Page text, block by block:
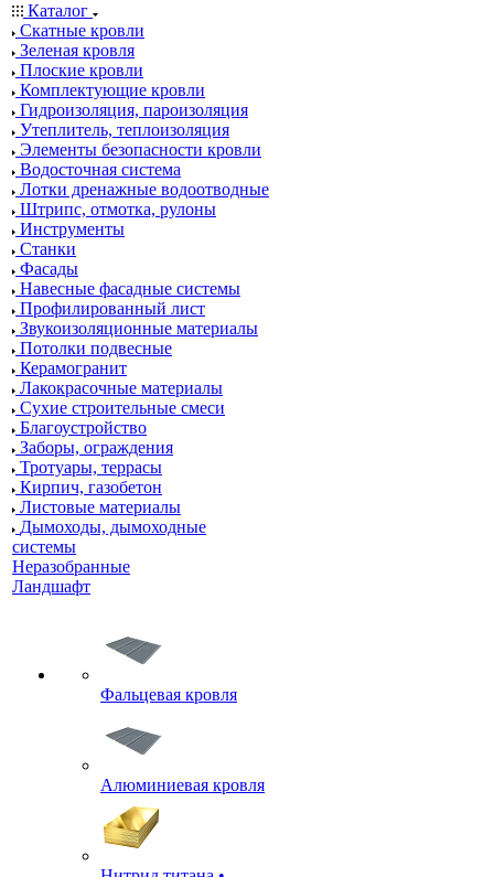
Каталог
Скатные кровли
Зеленая кровля
Плоские кровли
Комплектующие кровли
Гидроизоляция, пароизоляция
Утеплитель, теплоизоляция
Элементы безопасности кровли
Водосточная система
Лотки дренажные водоотводные
Штрипс, отмотка, рулоны
Инструменты
Станки
Фасады
Навесные фасадные системы
Профилированный лист
Звукоизоляционные материалы
Потолки подвесные
Керамогранит
Лакокрасочные материалы
Сухие строительные смеси
Благоустройство
Заборы, ограждения
Тротуары, террасы
Кирпич, газобетон
Листовые материалы
Дымоходы, дымоходные
системы
Неразобранные
Ландшафт
Фальцевая кровля
Алюминиевая кровля